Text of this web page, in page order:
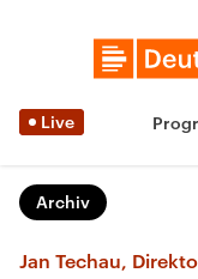
Live
Archiv
Jan Techau,